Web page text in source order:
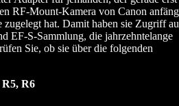
RF-Mount-Kamera von Canon
zugelegt hat. Damit haben sie Zugriff
EF-S-Sammlung, die jahrzehntelange
Sie, ob sie über die folgenden
R6